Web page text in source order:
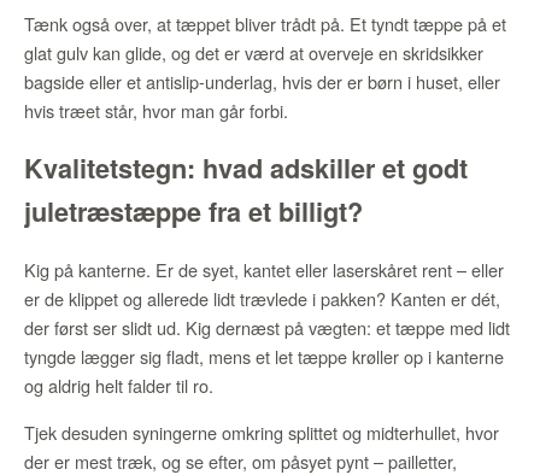
Tænk også over, at tæppet bliver trådt på. Et tyndt tæppe på et
glat gulv kan glide, og det er værd at overveje en skridsikker
bagside eller et antislip-underlag, hvis der er børn i huset, eller
hvis træet står, hvor man går forbi.
Kvalitetstegn: hvad adskiller et godt
juletræstæppe fra et billigt?
Kig på kanterne. Er de syet, kantet eller laserskåret rent – eller
er de klippet og allerede lidt trævlede i pakken? Kanten er dét,
der først ser slidt ud. Kig dernæst på vægten: et tæppe med lidt
tyngde lægger sig fladt, mens et let tæppe krøller op i kanterne
og aldrig helt falder til ro.
Tjek desuden syningerne omkring splittet og midterhullet, hvor
der er mest træk, og se efter, om påsyet pynt – pailletter,